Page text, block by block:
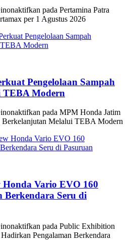
pada Pertamina Patra
per 1 Agustus 2026
Pengelolaan Sampah
TEBA Modern
pada MPM Honda Jatim
Berkelanjutan Melalui TEBA Modern
Vario EVO 160
Berkendara Seru di
pada Public Exhibition
Pengalaman Berkendara